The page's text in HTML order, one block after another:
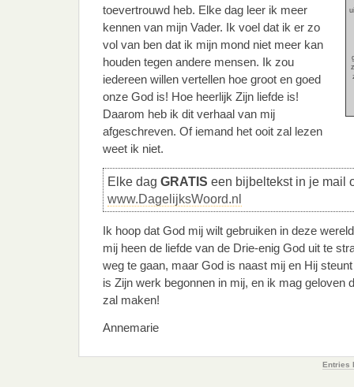
toevertrouwd heb. Elke dag leer ik meer
kennen van mijn Vader. Ik voel dat ik er zo
vol van ben dat ik mijn mond niet meer kan
houden tegen andere mensen. Ik zou
iedereen willen vertellen hoe groot en goed
onze God is! Hoe heerlijk Zijn liefde is!
Daarom heb ik dit verhaal van mij
afgeschreven. Of iemand het ooit zal lezen
weet ik niet.
Elke dag GRATIS een bijbeltekst in je mail
www.DagelijksWoord.nl
Ik hoop dat God mij wilt gebruiken in deze
mij heen de liefde van de Drie-enig God uit te
weg te gaan, maar God is naast mij en Hij
is Zijn werk begonnen in mij, en ik mag geloven
zal maken!
Annemarie
Entries